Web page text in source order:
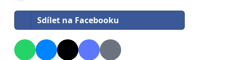
Sdílet na Facebooku